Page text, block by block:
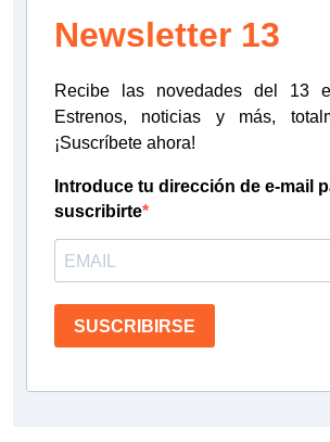
Newsletter 13
Recibe las novedades del 13
Estrenos, noticias y más,
¡Suscríbete ahora!
Introduce tu dirección de e-mail
suscribirte
SUSCRIBIRSE